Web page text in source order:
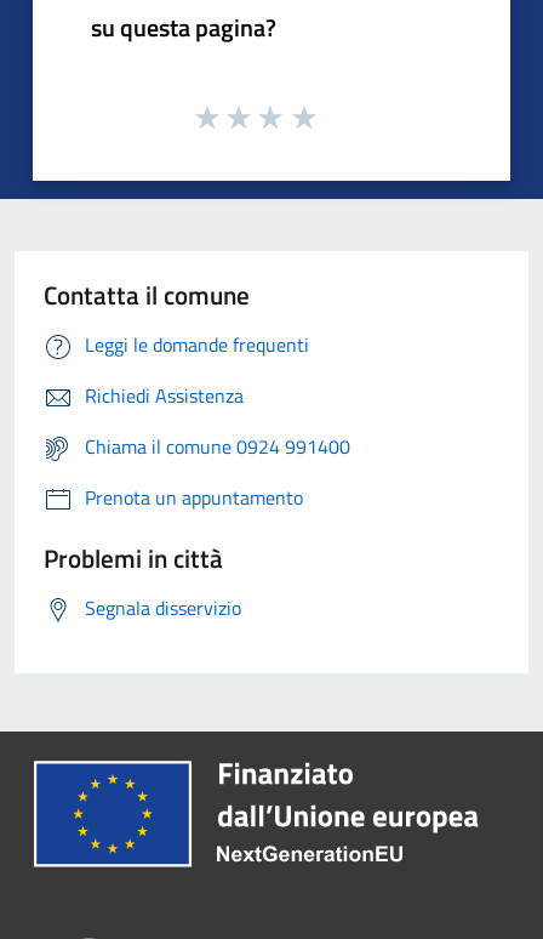
su questa pagina?
Contatta il comune
Leggi le domande frequenti
Richiedi Assistenza
Chiama il comune 0924 991400
Prenota un appuntamento
Problemi in città
Segnala disservizio